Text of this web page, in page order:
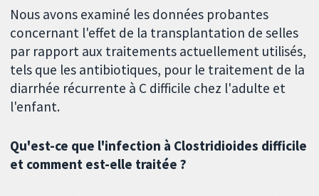
Nous avons examiné les données probantes
concernant l'effet de la transplantation de selles
par rapport aux traitements actuellement utilisés,
tels que les antibiotiques, pour le traitement de la
diarrhée récurrente à C difficile chez l'adulte et
l'enfant.
Qu'est-ce que l'infection à Clostridioides difficile
et comment est-elle traitée ?